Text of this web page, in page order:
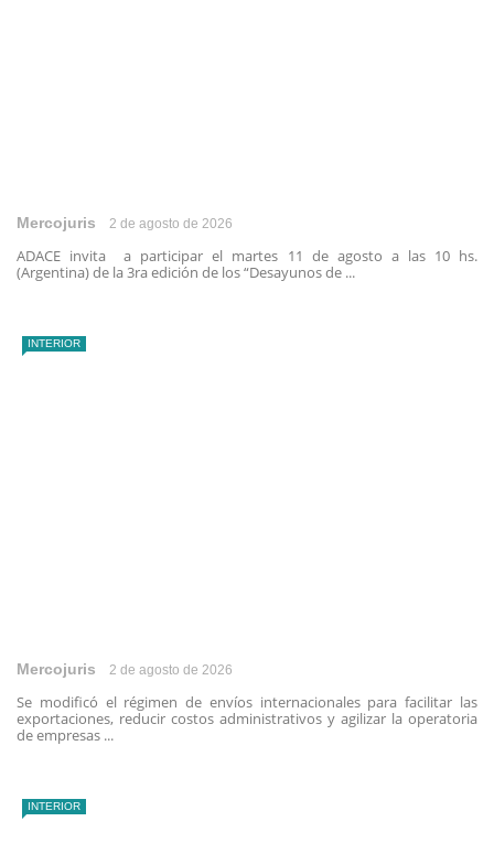
Mercojuris 2 de agosto de 2026
ADACE invita a participar el martes 11 de agosto a las 10 hs.
(Argentina) de la 3ra edición de los “Desayunos de ...
INTERIOR
Mercojuris 2 de agosto de 2026
Se modificó el régimen de envíos internacionales para facilitar las
exportaciones, reducir costos administrativos y agilizar la operatoria
de empresas ...
INTERIOR